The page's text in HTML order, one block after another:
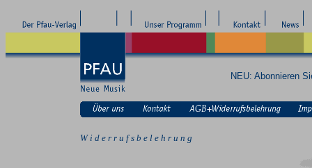
NEU: Abonnieren
W i d e r r u f s b e l e h r u n g